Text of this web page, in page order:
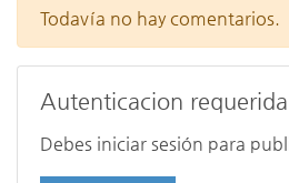
Todavía no hay comentarios.
Autenticacion requerida
Debes iniciar sesión para